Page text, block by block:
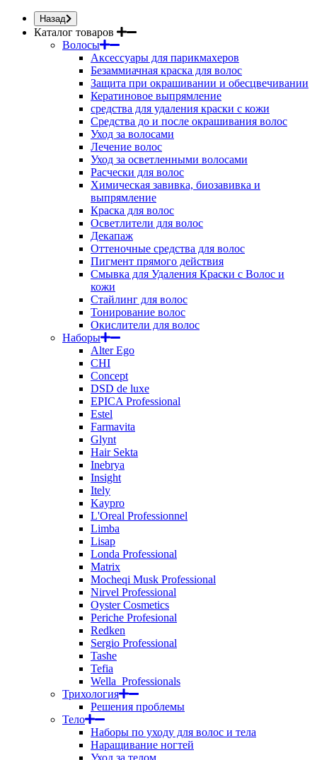
Назад
Каталог товаров
Волосы
Аксессуары для парикмахеров
Безаммиачная краска для волос
Защита при окрашивании и обесцвечивании
Кератиновое выпрямление
средства для удаления краски с кожи
Средства до и после окрашивания волос
Уход за волосами
Лечение волос
Уход за осветленными волосами
Расчески для волос
Химическая завивка, биозавивка и
выпрямление
Краска для волос
Осветлители для волос
Декапаж
Оттеночные средства для волос
Пигмент прямого действия
Смывка для Удаления Краски с Волос и
кожи
Стайлинг для волос
Тонирование волос
Окислители для волос
Наборы
Alter Ego
CHI
Concept
DSD de luxe
EPICA Professional
Estel
Farmavita
Glynt
Hair Sekta
Inebrya
Insight
Itely
Kaypro
L'Oreal Professionnel
Limba
Lisap
Londa Professional
Matrix
Mocheqi Musk Professional
Nirvel Professional
Oyster Cosmetics
Periche Profesional
Redken
Sergio Professional
Tashe
Tefia
Wella_Professionals
Трихология
Решения проблемы
Тело
Наборы по уходу для волос и тела
Наращивание ногтей
Уход за телом